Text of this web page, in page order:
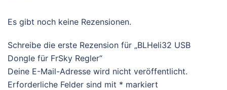
Es gibt noch keine Rezensionen.
Schreibe die erste Rezension für „BLHeli32 USB
Dongle für FrSky Regler“
Deine E-Mail-Adresse wird nicht veröffentlicht.
Erforderliche Felder sind mit * markiert